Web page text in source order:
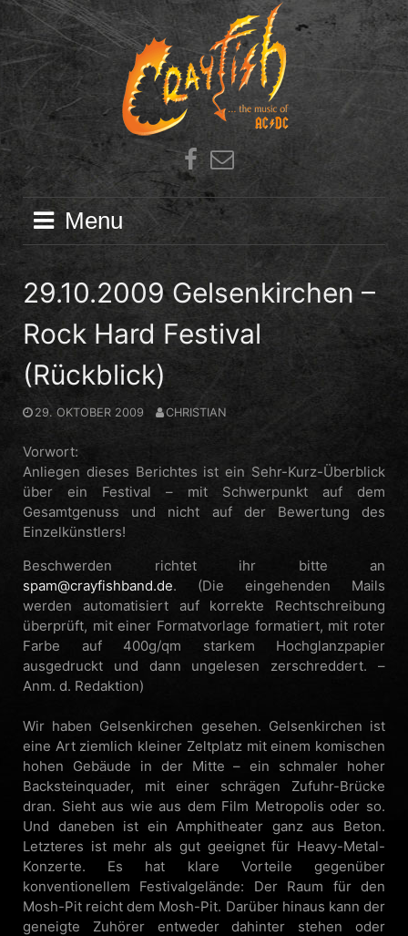
Skip
to
content
Facebook
E-
Mail
Menu
29.10.2009 Gelsenkirchen –
Rock Hard Festival
(Rückblick)
29. OKTOBER 2009 CHRISTIAN
Vorwort:
Anliegen dieses Berichtes ist ein Sehr-Kurz-Überblick
über ein Festival – mit Schwerpunkt auf dem
Gesamtgenuss und nicht auf der Bewertung des
Einzelkünstlers!
Beschwerden richtet ihr bitte an
spam@crayfishband.de. (Die eingehenden Mails
werden automatisiert auf korrekte Rechtschreibung
überprüft, mit einer Formatvorlage formatiert, mit roter
Farbe auf 400g/qm starkem Hochglanzpapier
ausgedruckt und dann ungelesen zerschreddert. –
Anm. d. Redaktion)
Wir haben Gelsenkirchen gesehen. Gelsenkirchen ist
eine Art ziemlich kleiner Zeltplatz mit einem komischen
hohen Gebäude in der Mitte – ein schmaler hoher
Backsteinquader, mit einer schrägen Zufuhr-Brücke
dran. Sieht aus wie aus dem Film Metropolis oder so.
Und daneben ist ein Amphitheater ganz aus Beton.
Letzteres ist mehr als gut geeignet für Heavy-Metal-
Konzerte. Es hat klare Vorteile gegenüber
konventionellem Festivalgelände: Der Raum für den
Mosh-Pit reicht dem Mosh-Pit. Darüber hinaus kann der
geneigte Zuhörer entweder dahinter stehen oder